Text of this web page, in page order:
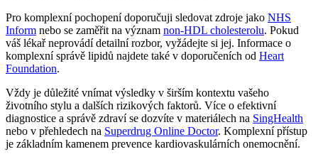
Pro komplexní pochopení doporučuji sledovat zdroje jako NHS
Inform nebo se zaměřit na význam non-HDL cholesterolu. Pokud
váš lékař neprovádí detailní rozbor, vyžádejte si jej. Informace o
komplexní správě lipidů najdete také v doporučeních od Heart
Foundation.
Vždy je důležité vnímat výsledky v širším kontextu vašeho
životního stylu a dalších rizikových faktorů. Více o efektivní
diagnostice a správě zdraví se dozvíte v materiálech na SingHealth
nebo v přehledech na Superdrug Online Doctor. Komplexní přístup
je základním kamenem prevence kardiovaskulárních onemocnění.